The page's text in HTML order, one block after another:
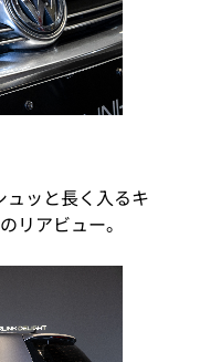
ュッと長く入るキ
リアビュー。